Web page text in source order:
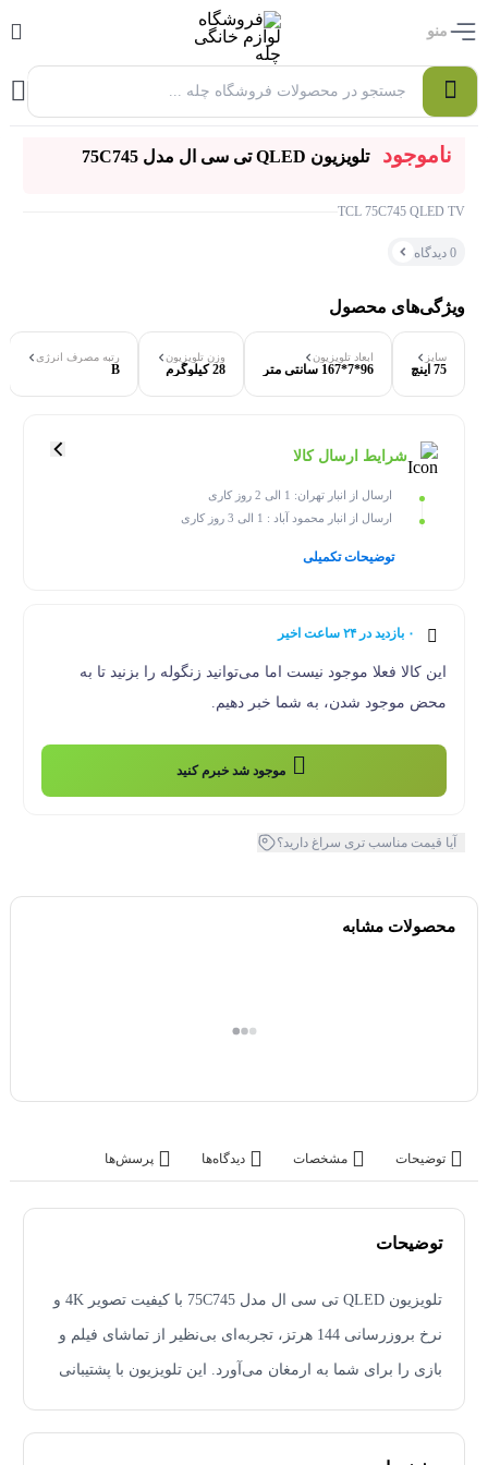
منو
0
۰ بازدید در ۲۴ ساعت اخیر
ناموجود تلویزیون QLED تی سی ال مدل 75C745
TCL 75C745 QLED TV
0 دیدگاه
ویژگی‌های محصول
سایز
75 اینچ
ابعاد تلویزیون
96*7*167 سانتی متر
وزن تلویزیون
28 کیلوگرم
رتبه مصرف انرژی
B
شرایط ارسال کالا
ارسال از انبار تهران: 1 الی 2 روز کاری
ارسال از انبار محمود آباد : 1 الی 3 روز کاری
توضیحات تکمیلی
۰ بازدید در ۲۴ ساعت اخیر
این کالا فعلا موجود نیست اما می‌توانید زنگوله را بزنید تا به
محض موجود شدن، به شما خبر دهیم.
موجود شد خبرم کنید
آیا قیمت مناسب تری سراغ دارید؟
محصولات مشابه
توضیحات مشخصات دیدگاه‌ها پرسش‌ها
توضیحات
تلویزیون QLED تی سی ال مدل 75C745 با کیفیت تصویر 4K و
نرخ بروزرسانی 144 هرتز، تجربه‌ای بی‌نظیر از تماشای فیلم و
بازی را برای شما به ارمغان می‌آورد. این تلویزیون با پشتیبانی